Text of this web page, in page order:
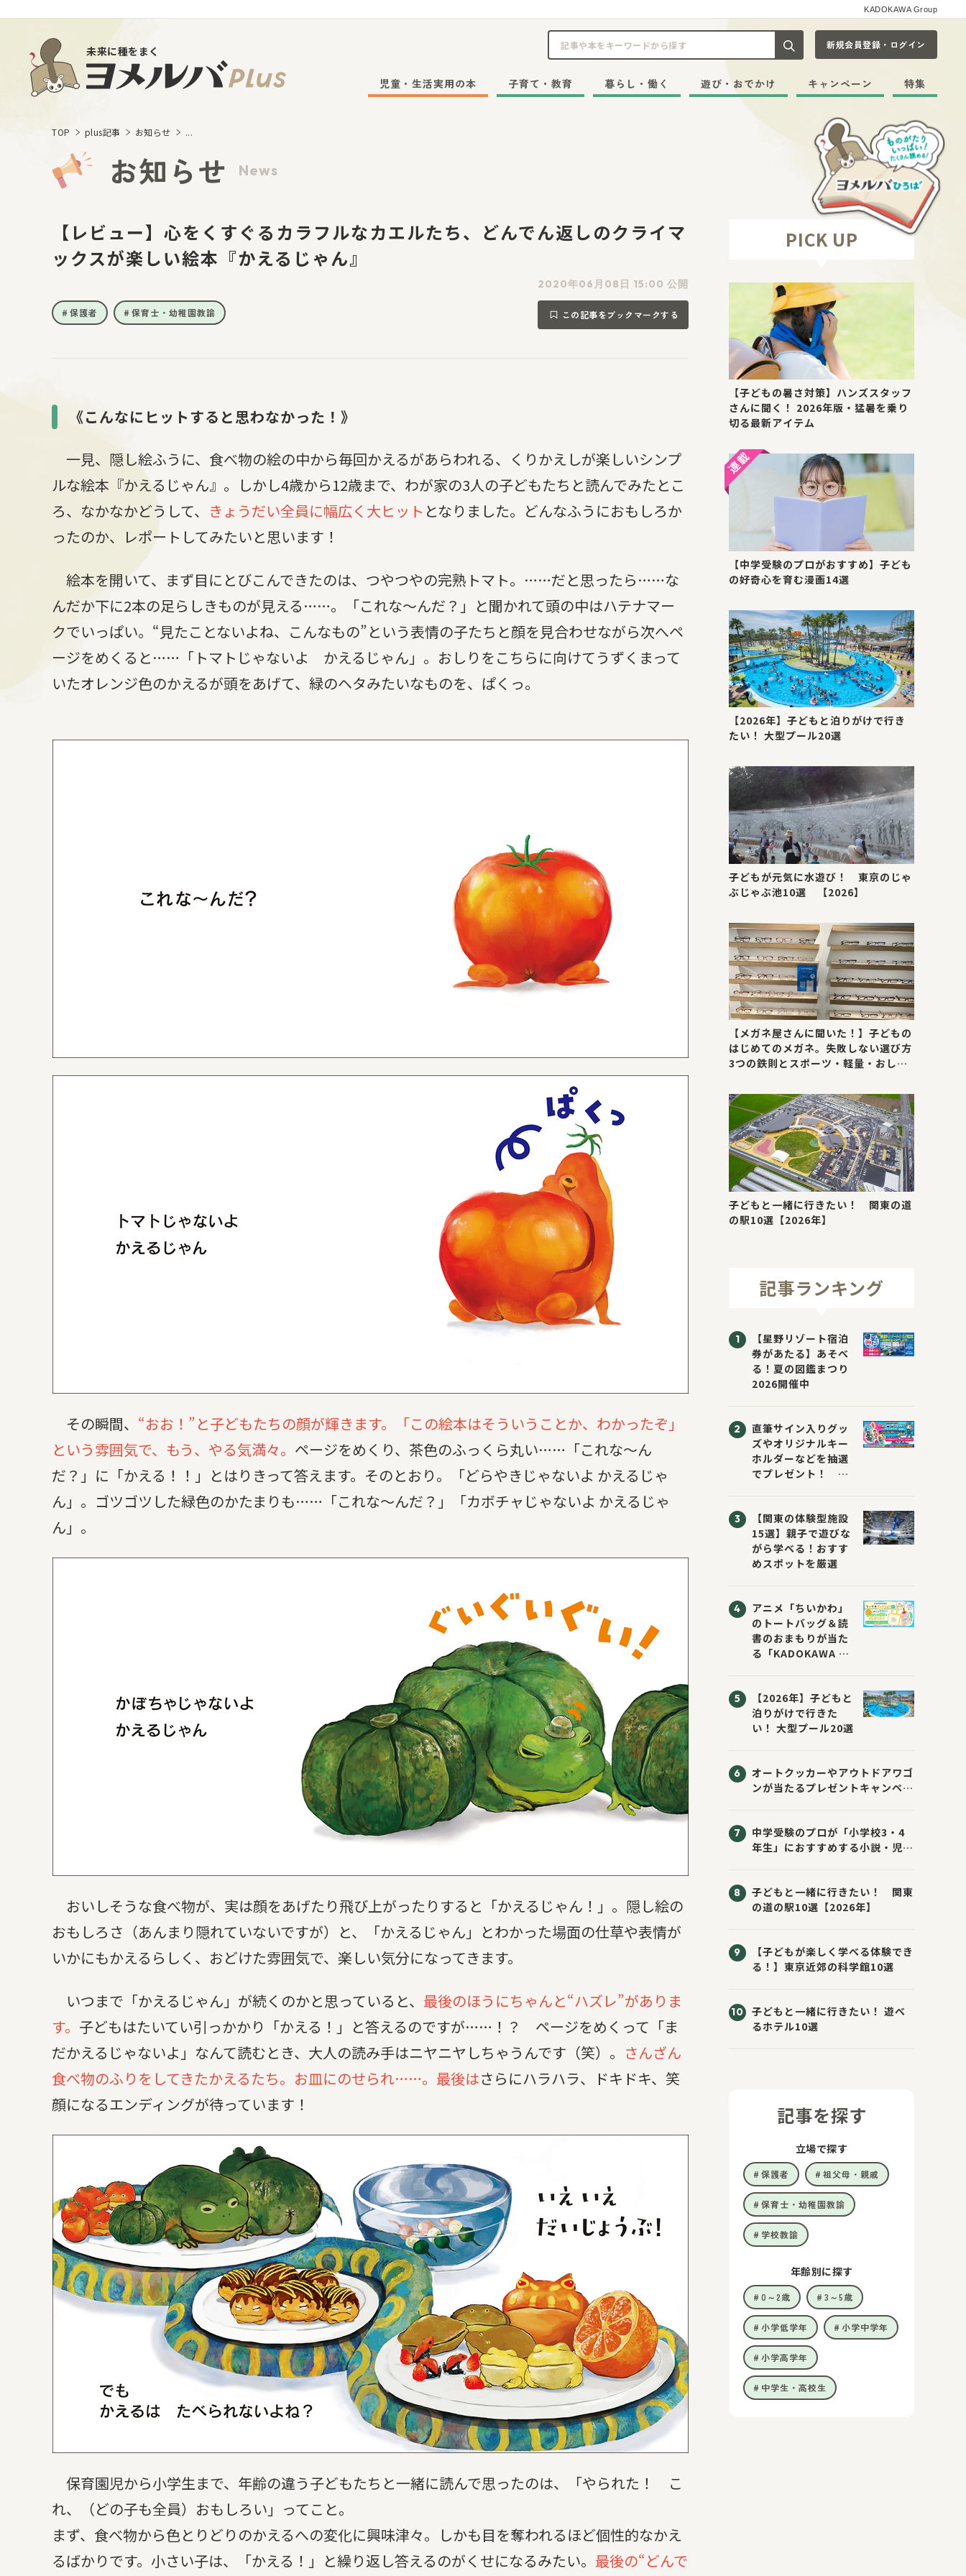
KADOKAWA Group
未来に種をまく 記事や本をキーワードから探す
新規会員登録・ログイン
児童・生活実用の本 子育て・教育 暮らし・働く 遊び・おでかけ キャンペーン 特集
TOP plus記事 お知らせ ...
News
お知らせ
【レビュー】心をくすぐるカラフルなカエルたち、どんでん返しのクライマ
ックスが楽しい絵本『かえるじゃん』
2020年06月08日 15:00 公開
保護者 保育士・幼稚園教諭 この記事をブックマークする
《こんなにヒットすると思わなかった！》
一見、隠し絵ふうに、食べ物の絵の中から毎回かえるがあらわれる、くりかえしが楽しいシンプ
ルな絵本『かえるじゃん』。しかし4歳から12歳まで、わが家の3人の子どもたちと読んでみたとこ
ろ、なかなかどうして、 きょうだい全員に幅広く大ヒット となりました。どんなふうにおもしろか
ったのか、 レポートしてみたいと思います！
絵本を開いて、まず目にとびこんできたのは、つやつやの完熟トマト。……だと思ったら……な
んだか下に2本の足らしきものが見える……。「これな～んだ？」と聞かれて頭の中はハテナマー
クでいっぱい。“見たことないよね、こんなもの”という表情の子たちと顔を見合わせながら次へペ
ージをめくると……「トマトじゃないよ かえるじゃん」。おしりをこちらに向けてうずくまって
いたオレンジ色のかえるが頭をあげて、緑のヘタみたいなものを、ぱくっ。
その瞬間、 “おお！”と子どもたちの顔が輝きます。「この絵本はそういうことか、わかったぞ」
という雰囲気で、もう、やる気満々。 ページをめくり、茶色のふっくら丸い……「これな～ん
だ？」に「かえる！！」とはりきって答えます。そのとおり。「どらやきじゃないよ かえるじゃ
ん」。ゴツゴツした緑色のかたまりも……「これな～んだ？」「カボチャじゃないよ かえるじゃ
ん」。
おいしそうな食べ物が、実は顔をあげたり飛び上がったりすると「かえるじゃん！」。隠し絵の
おもしろさ（あんまり隠れていないですが）と、「かえるじゃん」とわかった場面の仕草や表情が
いかにもかえるらしく、おどけた雰囲気で、楽しい気分になってきます。
いつまで「かえるじゃん」が続くのかと思っていると、 最後のほうにちゃんと“ハズレ”がありま
す。 子どもはたいてい引っかかり「かえる！」と答えるのですが……！？ ページをめくって「ま
だかえるじゃないよ」なんて読むとき、大人の読み手はニヤニヤしちゃうんです（笑）。 さんざん
食べ物のふりをしてきたかえるたち。お皿にのせられ……。最後はさらにハラハラ、ドキドキ、笑
顔になるエンディングが待っています！
保育園児から小学生まで、年齢の違う子どもたちと一緒に読んで思ったのは、「やられた！ こ
れ、（どの子も全員）おもしろい」ってこと。
まず、食べ物から色とりどりのかえるへの変化に興味津々。しかも目を奪われるほど個性的なかえ
るばかりです。小さい子は、「かえる！」と繰り返し答えるのがくせになるみたい。 最後の“どんで
PICK UP
【子どもの暑さ対策】ハンズスタッフ
さんに聞く！ 2026年版・猛暑を乗り
切る最新アイテム
【中学受験のプロがおすすめ】子ども
の好奇心を育む漫画14選
【2026年】子どもと泊りがけで行き
たい！ 大型プール20選
子どもが元気に水遊び！ 東京のじゃ
ぶじゃぶ池10選 【2026】
【メガネ屋さんに聞いた！】子どもの
はじめてのメガネ。失敗しない選び方
3つの鉄則とスポーツ・軽量・おしゃ
子どもと一緒に行きたい！ 関東の道
の駅10選【2026年】
記事ランキング
【星野リゾート宿泊
券があたる】あそべ
る！夏の図鑑まつり
2026開催中
直筆サイン入りグッ
ズやオリジナルキー
ホルダーなどを抽選
でプレゼント！
ジブックフェア2026
～すまない先生と読
書にチャレンジ！
～」が開催！
【関東の体験型施設
15選】親子で遊びな
がら学べる！おすす
めスポットを厳選
アニメ「ちいかわ」
のトートバッグ＆読
書のおまもりが当た
る「KADOKAWA ち
催！ スマホ壁紙は
応募者全員にプレゼ
ント！
【2026年】子どもと
泊りがけで行きた
い！ 大型プール20選
オートクッカーやアウトドアワゴ
ンが当たるプレゼントキャンペー
中学受験のプロが「小学校3・4
年生」におすすめする小説・児童
子どもと一緒に行きたい！ 関東
の道の駅10選【2026年】
【子どもが楽しく学べる体験でき
る！】東京近郊の科学館10選
子どもと一緒に行きたい！ 遊べ
るホテル10選
記事を探す
立場で探す
保護者 祖父母・親戚
保育士・幼稚園教諭
学校教諭
年齢別に探す
0～2歳 3～5歳
小学低学年 小学中学年
小学高学年
中学生・高校生